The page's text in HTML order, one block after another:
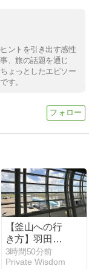
ントを引き出す感性
、旅の話題を通じ
ょっとしたエピソー
す。
【釜山への行
き方】羽田か
ら金浦経由で
金海空港へ。
3時間50分前
Private Wisdom